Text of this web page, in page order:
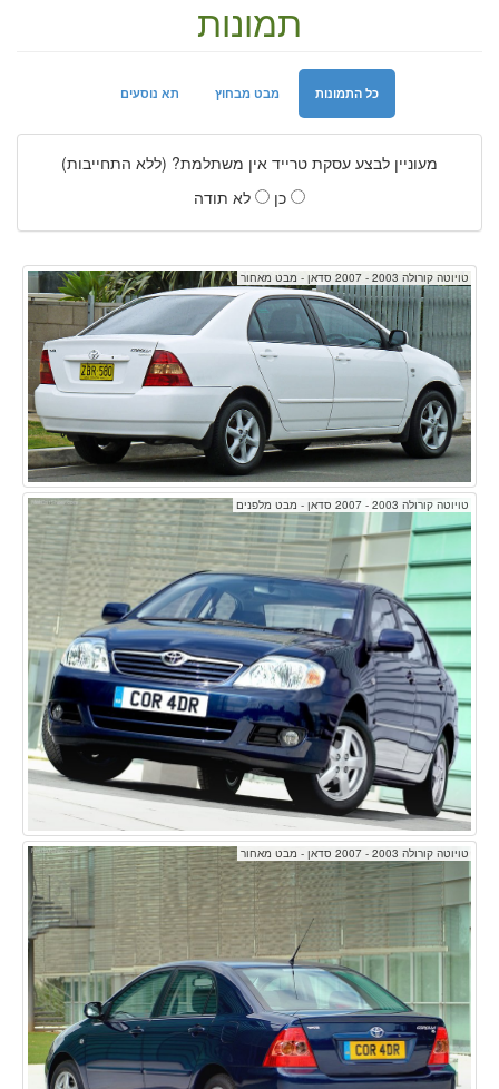
תמונות
תא נוסעים מבט מבחוץ כל התמונות
מעוניין לבצע עסקת טרייד אין משתלמת? (ללא התחייבות)
כן
לא תודה
טויוטה קורולה 2003 - 2007 סדאן - מבט מאחור
טויוטה קורולה 2003 - 2007 סדאן - מבט מלפנים
טויוטה קורולה 2003 - 2007 סדאן - מבט מאחור